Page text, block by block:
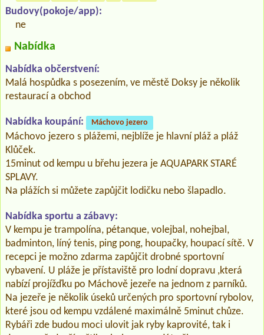
Budovy(pokoje/app):
ne
Nabídka
Nabídka občerstvení:
Malá hospůdka s posezením, ve městě Doksy je několik
restaurací a obchod
Nabídka koupání: Máchovo jezero
Máchovo jezero s plážemi, nejblíže je hlavní pláž a pláž
Klůček.
15minut od kempu u břehu jezera je AQUAPARK STARÉ
SPLAVY.
Na plážích si můžete zapůjčit lodičku nebo šlapadlo.
Nabídka sportu a zábavy:
V kempu je trampolína, pétanque, volejbal, nohejbal,
badminton, líný tenis, ping pong, houpačky, houpací sítě. V
recepci je možno zdarma zapůjčit drobné sportovní
vybavení. U pláže je přístaviště pro lodní dopravu ,která
nabízí projížďku po Máchově jezeře na jednom z parníků.
Na jezeře je několik úseků určených pro sportovní rybolov,
které jsou od kempu vzdálené maximálně 5minut chůze.
Rybáři zde budou moci ulovit jak ryby kaprovité, tak i